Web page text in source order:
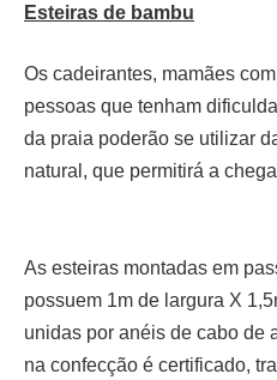
Esteiras de bambu
Os cadeirantes, mamães
pessoas que tenham
da praia poderão se utilizar
natural, que permitirá a
As esteiras montadas em
possuem 1m de largura X
unidas por anéis de cabo de
na confecção é certificado,